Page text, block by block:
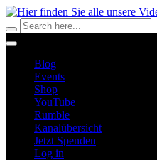
Blog
Events
Shop
YouTube
Rumble
Kanalübersicht
Jetzt Spenden
Log in